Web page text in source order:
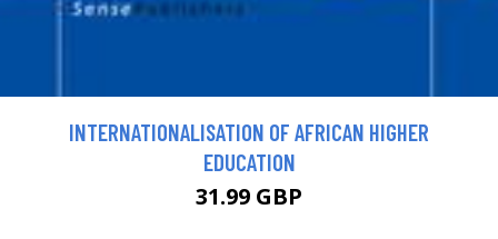
INTERNATIONALISATION OF AFRICAN HIGHER
EDUCATION
31.99 GBP